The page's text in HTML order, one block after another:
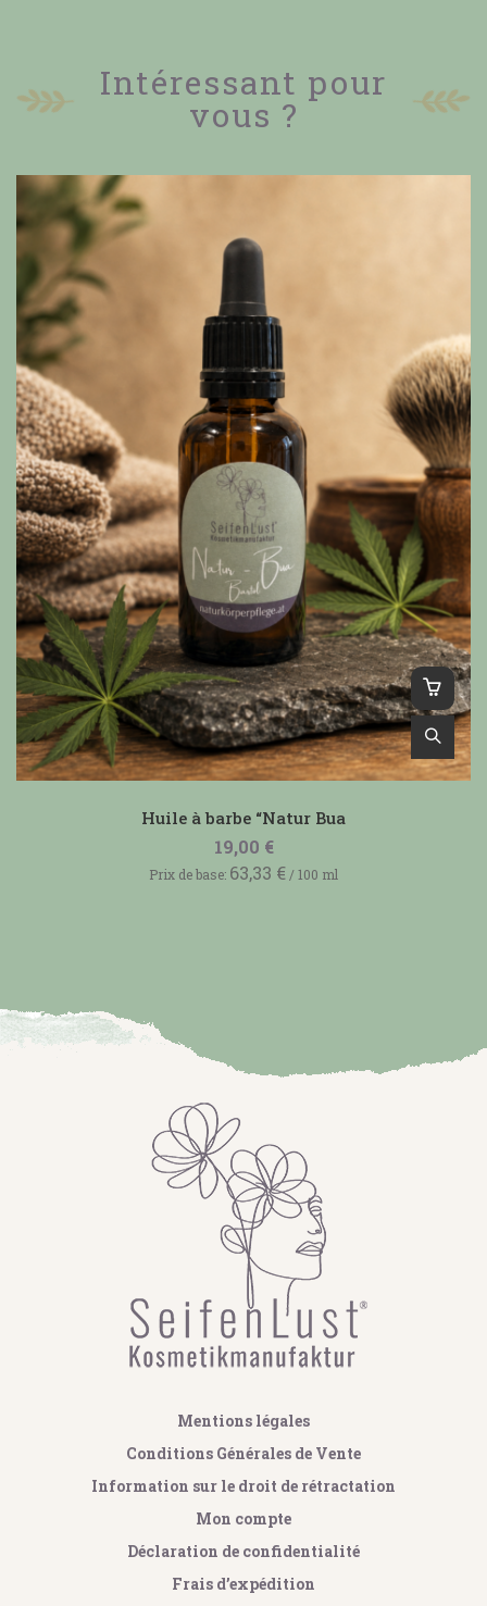
Intéressant pour
vous ?
Huile à barbe “Natur Bua
19,00 €
Prix de base: 63,33 €/100 ml
Mentions légales
Conditions Générales de Vente
Information sur le droit de rétractation
Mon compte
Déclaration de confidentialité
Frais d’expédition